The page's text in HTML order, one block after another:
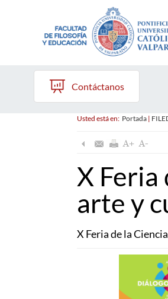
Contáctanos
Usted está en: Portada|
X Feria
arte y
X Feria de la